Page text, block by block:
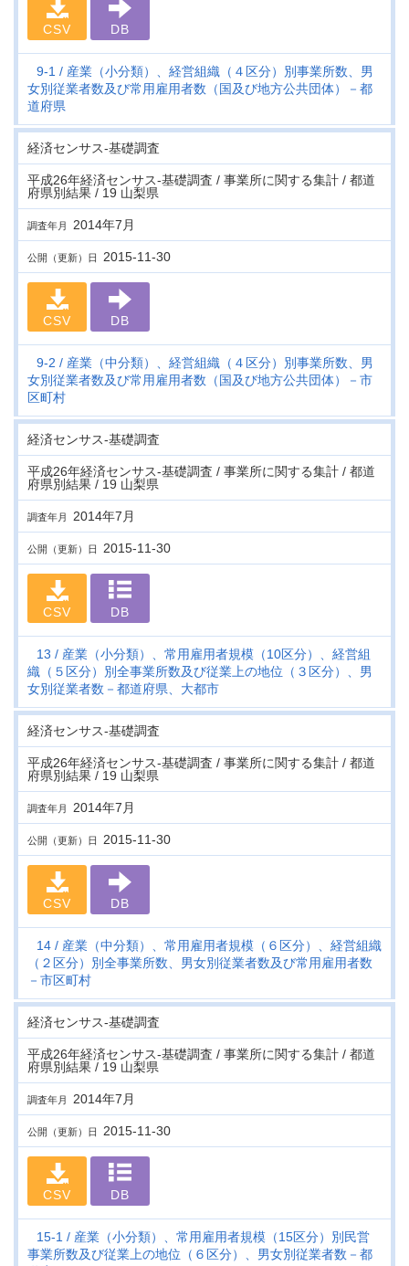
CSV DB
9-1
産業（小分類）、経営組織（４区分）別事業所数、男
女別従業者数及び常用雇用者数（国及び地方公共団体）－都
道府県
経済センサス‐基礎調査
平成26年経済センサス‐基礎調査 / 事業所に関する集計 / 都道
府県別結果 / 19 山梨県
調査年月 2014年7月
公開（更新）日 2015-11-30
CSV DB
9-2
産業（中分類）、経営組織（４区分）別事業所数、男
女別従業者数及び常用雇用者数（国及び地方公共団体）－市
区町村
経済センサス‐基礎調査
平成26年経済センサス‐基礎調査 / 事業所に関する集計 / 都道
府県別結果 / 19 山梨県
調査年月 2014年7月
公開（更新）日 2015-11-30
CSV DB
13
産業（小分類）、常用雇用者規模（10区分）、経営組
織（５区分）別全事業所数及び従業上の地位（３区分）、男
女別従業者数－都道府県、大都市
経済センサス‐基礎調査
平成26年経済センサス‐基礎調査 / 事業所に関する集計 / 都道
府県別結果 / 19 山梨県
調査年月 2014年7月
公開（更新）日 2015-11-30
CSV DB
14
産業（中分類）、常用雇用者規模（６区分）、経営組織
（２区分）別全事業所数、男女別従業者数及び常用雇用者数
－市区町村
経済センサス‐基礎調査
平成26年経済センサス‐基礎調査 / 事業所に関する集計 / 都道
府県別結果 / 19 山梨県
調査年月 2014年7月
公開（更新）日 2015-11-30
CSV DB
15-1
産業（小分類）、常用雇用者規模（15区分）別民営
事業所数及び従業上の地位（６区分）、男女別従業者数－都